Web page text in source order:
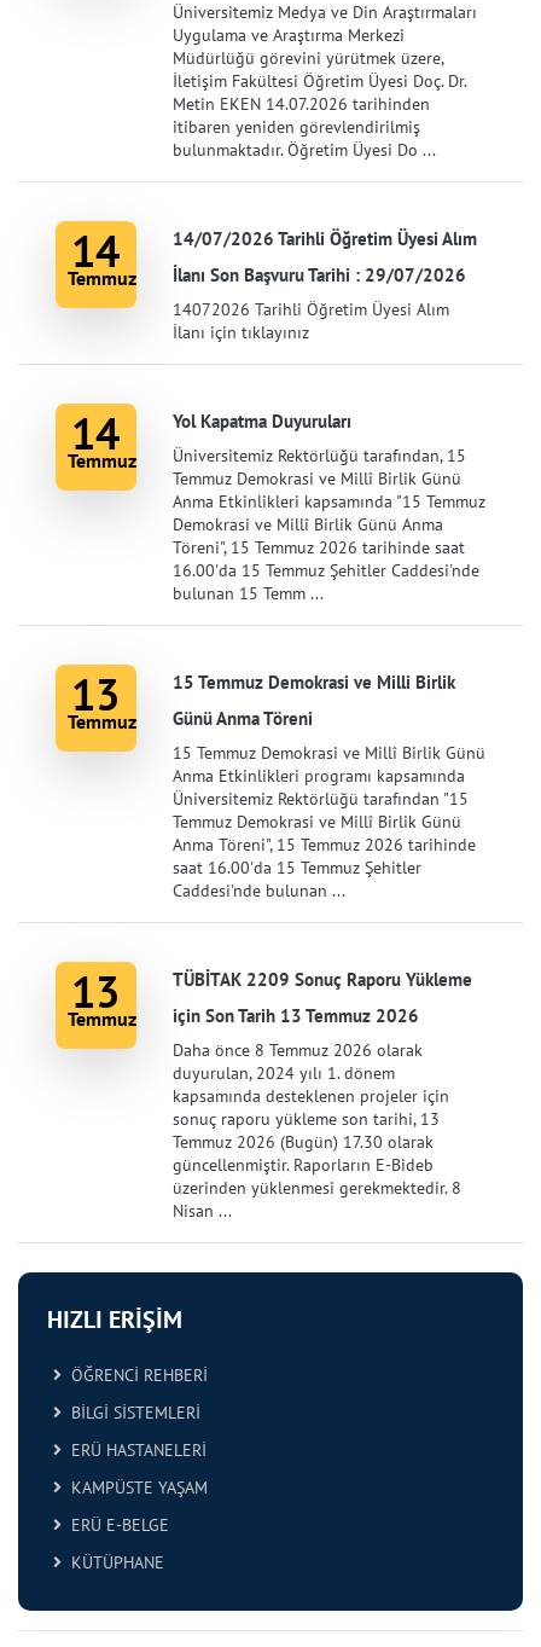
HIZLI ERİŞİM
ÖĞRENCİ REHBERİ
BİLGİ SİSTEMLERİ
ERÜ HASTANELERİ
KAMPÜSTE YAŞAM
ERÜ E-BELGE
KÜTÜPHANE
Üniversitemiz Medya ve Din Araştırmaları
Uygulama ve Araştırma Merkezi
Müdürlüğü görevini yürütmek üzere,
İletişim Fakültesi Öğretim Üyesi Doç. Dr.
Metin EKEN 14.07.2026 tarihinden
itibaren yeniden görevlendirilmiş
bulunmaktadır. Öğretim Üyesi Do ...
14
Temmuz
14/07/2026 Tarihli Öğretim Üyesi Alım
İlanı Son Başvuru Tarihi : 29/07/2026
14072026 Tarihli Öğretim Üyesi Alım
İlanı için tıklayınız
14
Temmuz
Yol Kapatma Duyuruları
Üniversitemiz Rektörlüğü tarafından, 15
Temmuz Demokrasi ve Millî Birlik Günü
Anma Etkinlikleri kapsamında "15 Temmuz
Demokrasi ve Millî Birlik Günü Anma
Töreni", 15 Temmuz 2026 tarihinde saat
16.00'da 15 Temmuz Şehitler Caddesi'nde
bulunan 15 Temm ...
13
Temmuz
15 Temmuz Demokrasi ve Milli Birlik
Günü Anma Töreni
15 Temmuz Demokrasi ve Millî Birlik Günü
Anma Etkinlikleri programı kapsamında
Üniversitemiz Rektörlüğü tarafından "15
Temmuz Demokrasi ve Millî Birlik Günü
Anma Töreni", 15 Temmuz 2026 tarihinde
saat 16.00'da 15 Temmuz Şehitler
Caddesi'nde bulunan ...
13
Temmuz
TÜBİTAK 2209 Sonuç Raporu Yükleme
için Son Tarih 13 Temmuz 2026
Daha önce 8 Temmuz 2026 olarak
duyurulan, 2024 yılı 1. dönem
kapsamında desteklenen projeler için
sonuç raporu yükleme son tarihi, 13
Temmuz 2026 (Bugün) 17.30 olarak
güncellenmiştir. Raporların E-Bideb
üzerinden yüklenmesi gerekmektedir. 8
Nisan ...